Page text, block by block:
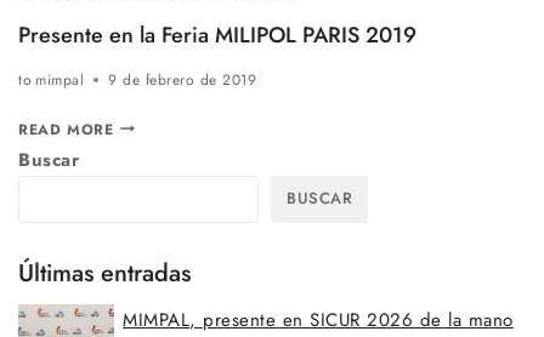
Presente en la Feria MILIPOL PARIS 2019
to mimpal 9 de febrero de 2019
READ MOREPRESENTE
PARIS
2019
Buscar
BUSCAR
Últimas entradas
MIMPAL, presente en SICUR 2026 de la mano